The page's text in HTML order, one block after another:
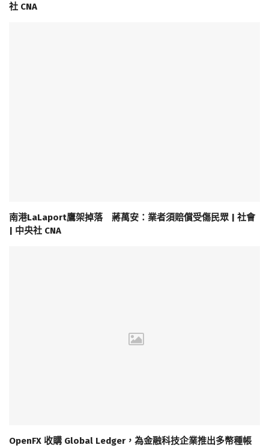
社 CNA
南港LaLaport鷹架掉落 蔣萬安：業者須賠償受傷民眾 | 社會
| 中央社 CNA
OpenFX 收購 Global Ledger，為金融科技企業推出多幣種帳